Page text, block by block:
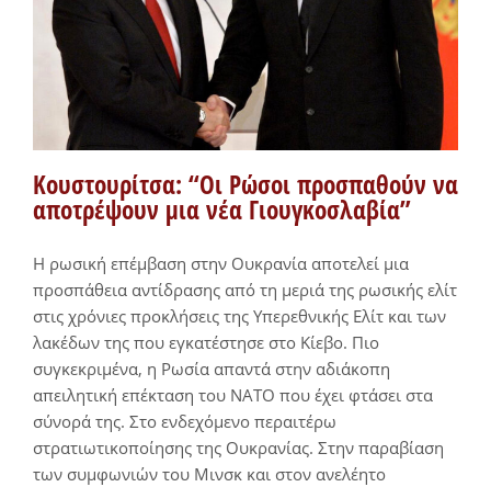
Κουστουρίτσα: “Οι Ρώσοι προσπαθούν να
αποτρέψουν μια νέα Γιουγκοσλαβία”
Η ρωσική επέμβαση στην Ουκρανία αποτελεί μια
προσπάθεια αντίδρασης από τη μεριά της ρωσικής ελίτ
στις χρόνιες προκλήσεις της Υπερεθνικής Ελίτ και των
λακέδων της που εγκατέστησε στο Κίεβο. Πιο
συγκεκριμένα, η Ρωσία απαντά στην αδιάκοπη
απειλητική επέκταση του ΝΑΤΟ που έχει φτάσει στα
σύνορά της. Στο ενδεχόμενο περαιτέρω
στρατιωτικοποίησης της Ουκρανίας. Στην παραβίαση
των συμφωνιών του Μινσκ και στον ανελέητο